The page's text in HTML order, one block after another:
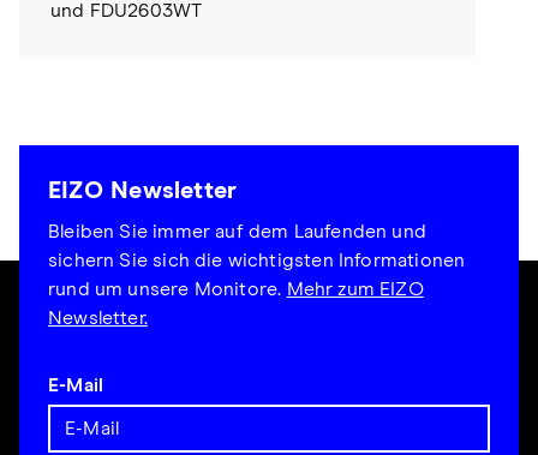
und FDU2603WT
EIZO Newsletter
Bleiben Sie immer auf dem Laufenden und
sichern Sie sich die wichtigsten Informationen
rund um unsere Monitore. Mehr zum EIZO
Newsletter.
E-Mail